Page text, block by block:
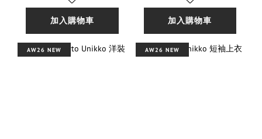
加入購物車 加入購物車
AW26 NEW AW26 NEW